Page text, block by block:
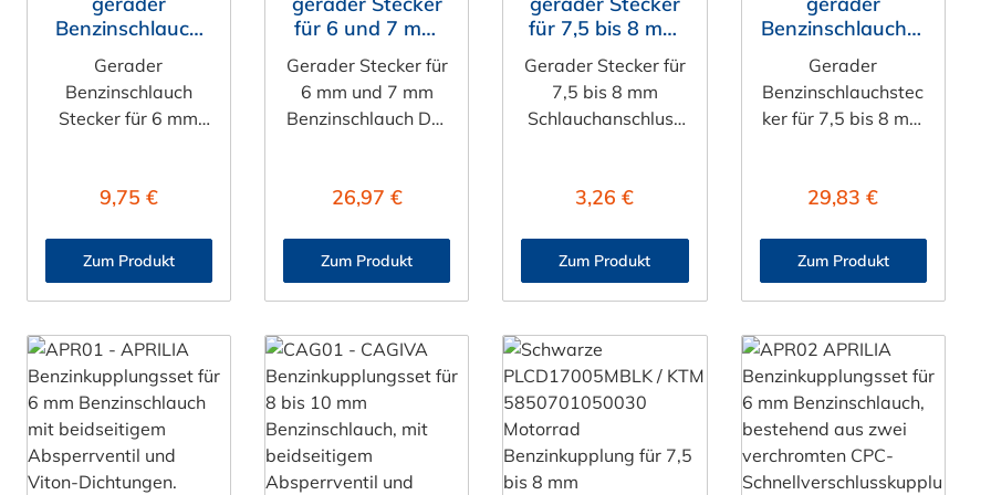
Benzinschlauch
Stecker für 6 und
7 mm, mit
Absperrung,
Viton-Dichtung
Gerader
Benzinschlauch
Stecker für 6 mm
Stecker
Absperrventil und
einem 6,4 mm
Schlauchanschluss
für 6 und 7 mm
Benzinschlauch. Der
Benzinschlauch
Stecker
PLCD22004V
besitzt eine VITON-
Dichtung (FKM) und
Regulärer Preis:
9,75 €
Zum Produkt
für 6 und 7 mm
Benzinschlauch,
mit Absperrventil,
Viton-Dichtung
Gerader Stecker für
6 mm und 7 mm
Benzinschlauch Der
Absperrventil und
Schlauchanschluss
für 6 und 7 mm
Benzinschlauch. Der
LCD22004V besitzt
eine VITON-
Dichtung (FKM) und
ist somit
kraftstoffbeständig.
Diese
Benzinschlauchtülle
Regulärer Preis:
26,97 €
Zum Produkt
für 7,5 bis 8 mm
Benzinschlauch,
ohne
Absperrventil,
Viton-Dichtung
Gerader Stecker für
7,5 bis 8 mm
Schlauchanschluss
PLC22005V ohne
einen
Schlauchanschluss f
ür 7,5 bis 8
mm Benzinschlauch.
Der PLC22005V
besitzt eine VITON-
Dichtung (FKM) und
ist somit
kraftstoffbeständig.
Regulärer Preis:
3,26 €
Zum Produkt
Benzinschlauchst
ecker für 7,5 bis 8
mm
Benzinschlauch,
mit Absperrventil,
Gerader
Benzinschlauchstec
ker für 7,5 bis 8 mm
Benzinschlauchstec
Absperrventil und
einem
Schlauchanschluss f
ür 7,5 bis 8 mm
Benzinschlauch. Der
LCD22005V besitzt
eine VITON-
Dichtung (FKM) und
ist somit
kraftstoffbeständig.
Regulärer Preis:
29,83 €
Zum Produkt